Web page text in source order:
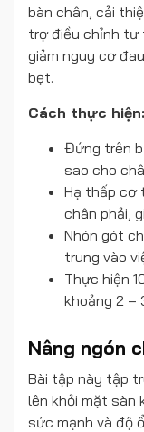
bàn chân, cải
trợ điều chỉnh tư
giảm nguy cơ
bẹt.
Cách thực hiện:
Đứng trên
sao cho
Hạ thấp cơ
chân phải,
Nhón gót
trung vào
Thực hiện
khoảng 2 –
Nâng ngón
Bài tập này tập
lên khỏi mặt sàn
sức mạnh và độ